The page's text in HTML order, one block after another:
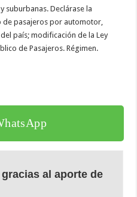
suburbanas. Declárase la
pasajeros por automotor,
país; modificación de la Ley
de Pasajeros. Régimen.
al aporte de